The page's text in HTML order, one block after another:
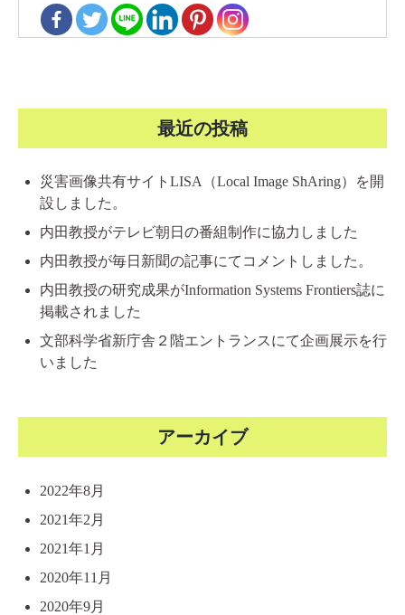
最近の投稿
災害画像共有サイトLISA（Local Image ShAring）を開
設しました。
内田教授がテレビ朝日の番組制作に協力しました
内田教授が毎日新聞の記事にてコメントしました。
内田教授の研究成果がInformation Systems Frontiers誌に
掲載されました
文部科学省新庁舎２階エントランスにて企画展示を行
いました
アーカイブ
2022年8月
2021年2月
2021年1月
2020年11月
2020年9月